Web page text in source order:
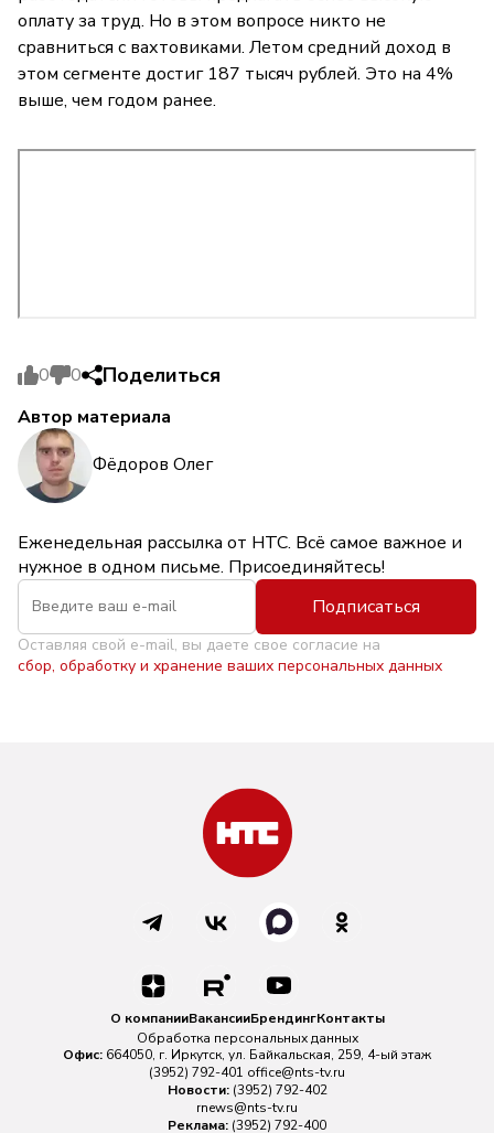
оплату за труд. Но в этом вопросе никто не
сравниться с вахтовиками. Летом средний доход в
этом сегменте достиг 187 тысяч рублей. Это на 4%
выше, чем годом ранее.
0 0 Поделиться
Автор материала
Фёдоров Олег
Еженедельная рассылка от НТС. Всё самое важное и
нужное в одном письме. Присоединяйтесь!
Подписаться
Оставляя свой e-mail, вы даете свое согласие на
сбор, обработку и хранение ваших персональных данных
О компанииВакансииБрендингКонтакты
Обработка персональных данных
Офис: 664050, г. Иркутск, ул. Байкальская, 259, 4-ый этаж
(3952) 792-401 office@nts-tv.ru
Новости: (3952) 792-402
rnews@nts-tv.ru
Реклама: (3952) 792-400